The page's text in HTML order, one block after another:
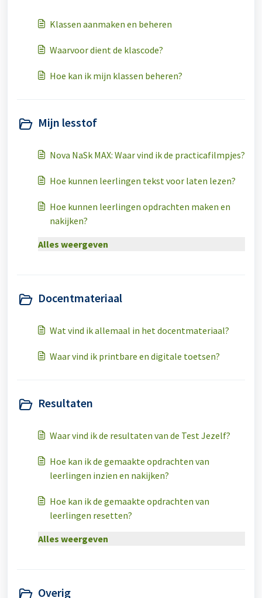
Klassen aanmaken en beheren
Waarvoor dient de klascode?
Hoe kan ik mijn klassen beheren?
Mijn lesstof
Nova NaSk MAX: Waar vind ik de practicafilmpjes?
Hoe kunnen leerlingen tekst voor laten lezen?
Hoe kunnen leerlingen opdrachten maken en
nakijken?
Alles weergeven
Docentmateriaal
Wat vind ik allemaal in het docentmateriaal?
Waar vind ik printbare en digitale toetsen?
Resultaten
Waar vind ik de resultaten van de Test Jezelf?
Hoe kan ik de gemaakte opdrachten van
leerlingen inzien en nakijken?
Hoe kan ik de gemaakte opdrachten van
leerlingen resetten?
Alles weergeven
Overig